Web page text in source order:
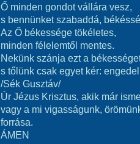
Ő minden gondot vállára vesz,
s bennünket szabaddá,
Az Ő békessége tökéletes,
minden félelemtől mentes.
Nekünk szánja ezt a
s tőlünk csak egyet kér:
/Sék Gusztáv/
Úr Jézus Krisztus, akik már
vagy a mi vigasságunk,
forrása.
ÁMEN